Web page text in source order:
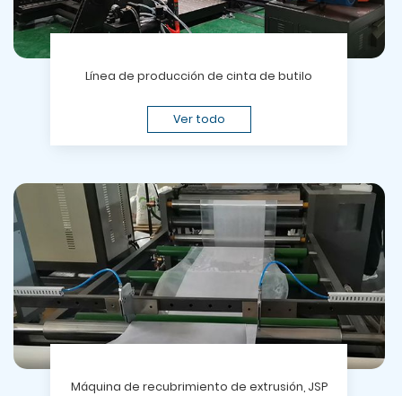
Línea de producción de cinta de butilo
Ver todo
Máquina de recubrimiento de extrusión, JSP